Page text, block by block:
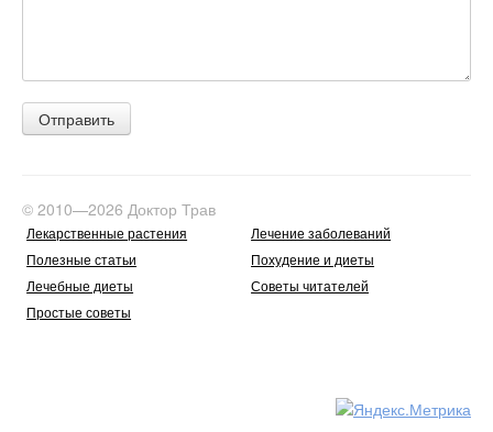
© 2010—2026 Доктор Трав
Лекарственные растения
Лечение заболеваний
Полезные статьи
Похудение и диеты
Лечебные диеты
Советы читателей
Простые советы